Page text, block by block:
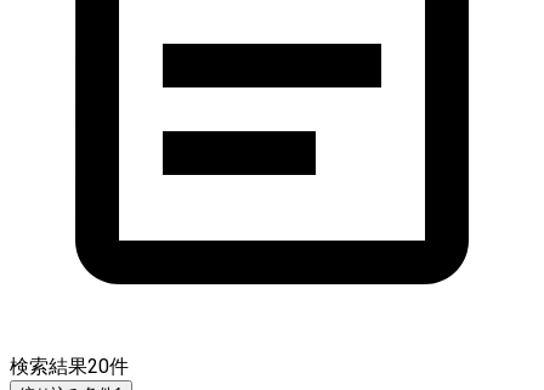
検索結果20件